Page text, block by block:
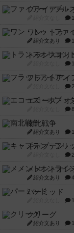
ファイアー・
ワン・トゥ・
紹介文あり
トランスオリ
フラットアイ
エコーズ・オ
南北戦争
紹介文あり
キャプテン・
メメントオン
紹介文あり
パーミッド
クリーグ
紹介文あり